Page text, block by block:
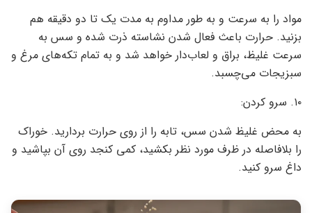
مواد را به سرعت و به طور مداوم به مدت یک تا دو دقیقه هم
بزنید. حرارت باعث فعال شدن نشاسته ذرت شده و سس به
سرعت غلیظ، براق و لعاب‌دار خواهد شد و به تمام تکه‌های مرغ و
سبزیجات می‌چسبد.
۱۰. سرو کردن:
به محض غلیظ شدن سس، تابه را از روی حرارت بردارید. خوراک
را بلافاصله در ظرف مورد نظر بکشید، کمی کنجد روی آن بپاشید و
داغ سرو کنید.